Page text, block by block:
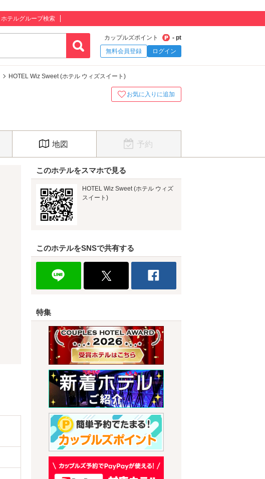
ホテルグループ検索
カップルズポイント
- pt
無料会員登録
ログイン
HOTEL Wiz Sweet (ホテル ウィズスイート)
お気に入りに追加
地図 予約
このホテルをスマホで見る
HOTEL Wiz Sweet (ホテル ウィズ
スイート)
このホテルをSNSで共有する
特集